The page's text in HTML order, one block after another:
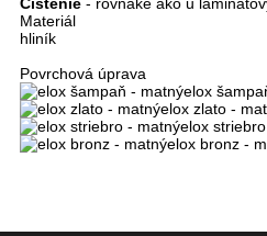
Čistenie - rovnaké ako u
Materiál
hliník
Povrchová úprava
elox
elox zlato -
elox
elox bronz -